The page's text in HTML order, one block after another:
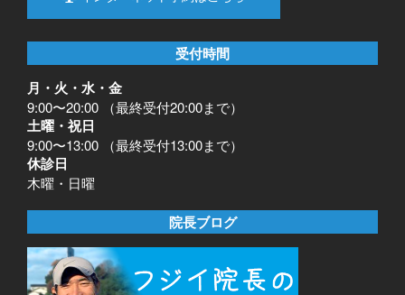
受付時間
月・火・水・金
9:00〜20:00 （最終受付20:00まで）
土曜・祝日
9:00〜13:00 （最終受付13:00まで）
休診日
木曜・日曜
院長ブログ